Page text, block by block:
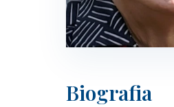
Biografia